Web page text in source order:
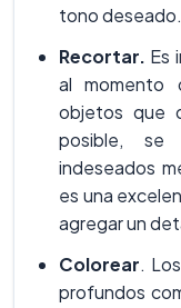
tono deseado.
Recortar. Es
al momento
objetos que
posible, se
indeseados
es una
agregar un
Colorear.
profundos